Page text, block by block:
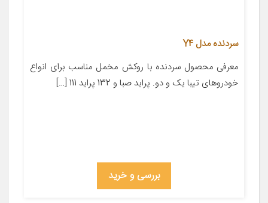
سردنده مدل Y4
معرفی محصول سردنده با روکش مخمل مناسب برای انواع
خودروهای تیبا یک و دو. پراید صبا و 132 پراید 111 […]
بررسی و خرید